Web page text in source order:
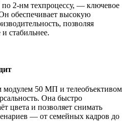
2-нм техпроцессу, — ключевое
обеспечивает высокую
позволяя
стабильнее.
модулем 50 МП и телеобъективом
Она быстро
цвета и позволяет снимать
— от семейных кадров до